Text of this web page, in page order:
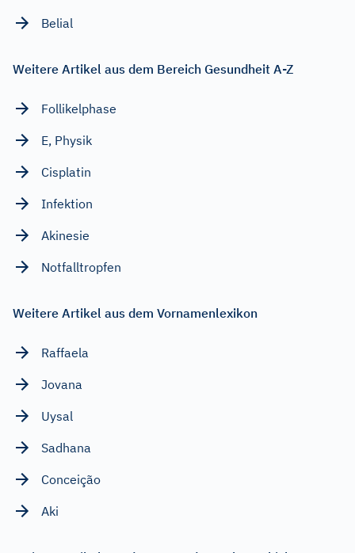
Belial
Weitere Artikel aus dem Bereich Gesundheit A-Z
Follikelphase
E, Physik
Cisplatin
Infektion
Akinesie
Notfalltropfen
Weitere Artikel aus dem Vornamenlexikon
Raffaela
Jovana
Uysal
Sadhana
Conceição
Aki